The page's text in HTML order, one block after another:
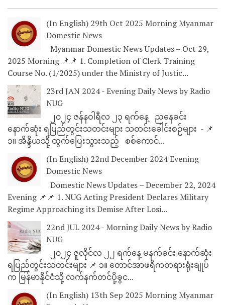
(In English) 29th Oct 2025 Morning Myanmar
Domestic News
Myanmar Domestic News Updates – Oct 29,
2025 Morning 📌📌 1. Completion of Clerk Training
Course No. (1/2025) under the Ministry of Justic...
23rd JAN 2024 - Evening Daily News by Radio
NUG
၂၀၂၄ ဇန်နဝါရီလ ၂၃ ရက်နေ့ ညနေခင်း
နောက်ဆုံး ရပြည်တွင်းသတင်းများ သတင်းခေါင်းစဉ်များ - 📌
၁။ အိန္ဒိယသို့ ထွက်ပြေးသွားသည့် စစ်ကောင်...
(In English) 22nd December 2024 Evening
Domestic News
Domestic News Updates – December 22, 2024
Evening 📌📌 1. NUG Acting President Declares Military
Regime Approaching its Demise After Losi...
22nd JUL 2024 - Morning Daily News by Radio
NUG
၂၀၂၄ ဇူလိုင်လ ၂၂ ရက်နေ့ မနက်ခင်း နောက်ဆုံး
ရပြည်တွင်းသတင်းများ 📌 ၁။ တောင်အာဖရိကတရားရုံးချုပ်
က မြန်မာနိုင်ငံသို့ လက်နက်တင်ပို့ခွင...
(In English) 13th Sep 2025 Morning Myanmar